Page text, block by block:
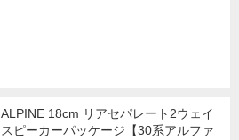
ALPINE 18cm リアセパレート2ウェイ
スピーカーパッケージ【30系アルファ